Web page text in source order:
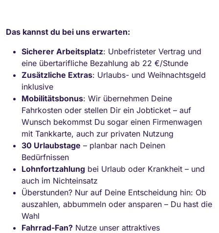
Das kannst du bei uns erwarten:
Sicherer Arbeitsplatz: Unbefristeter Vertrag und
eine übertarifliche Bezahlung ab 22 €/Stunde
Zusätzliche Extras: Urlaubs- und Weihnachtsgeld
inklusive
Mobilitätsbonus: Wir übernehmen Deine
Fahrkosten oder stellen Dir ein Jobticket – auf
Wunsch bekommst Du sogar einen Firmenwagen
mit Tankkarte, auch zur privaten Nutzung
30 Urlaubstage – planbar nach Deinen
Bedürfnissen
Lohnfortzahlung bei Urlaub oder Krankheit – und
auch im Nichteinsatz
Überstunden? Nur auf Deine Entscheidung hin: Ob
auszahlen, abbummeln oder ansparen – Du hast die
Wahl
Fahrrad-Fan? Nutze unser attraktives